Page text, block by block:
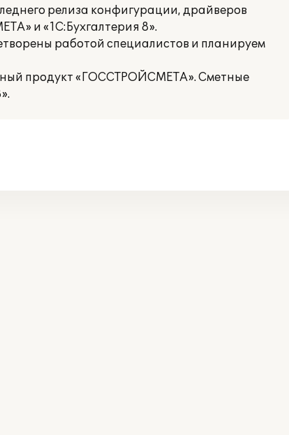
релиза конфигурации, драйверов
и «1С:Бухгалтерия 8».
работой специалистов и планируем
продукт «ГОССТРОЙСМЕТА». Сметные